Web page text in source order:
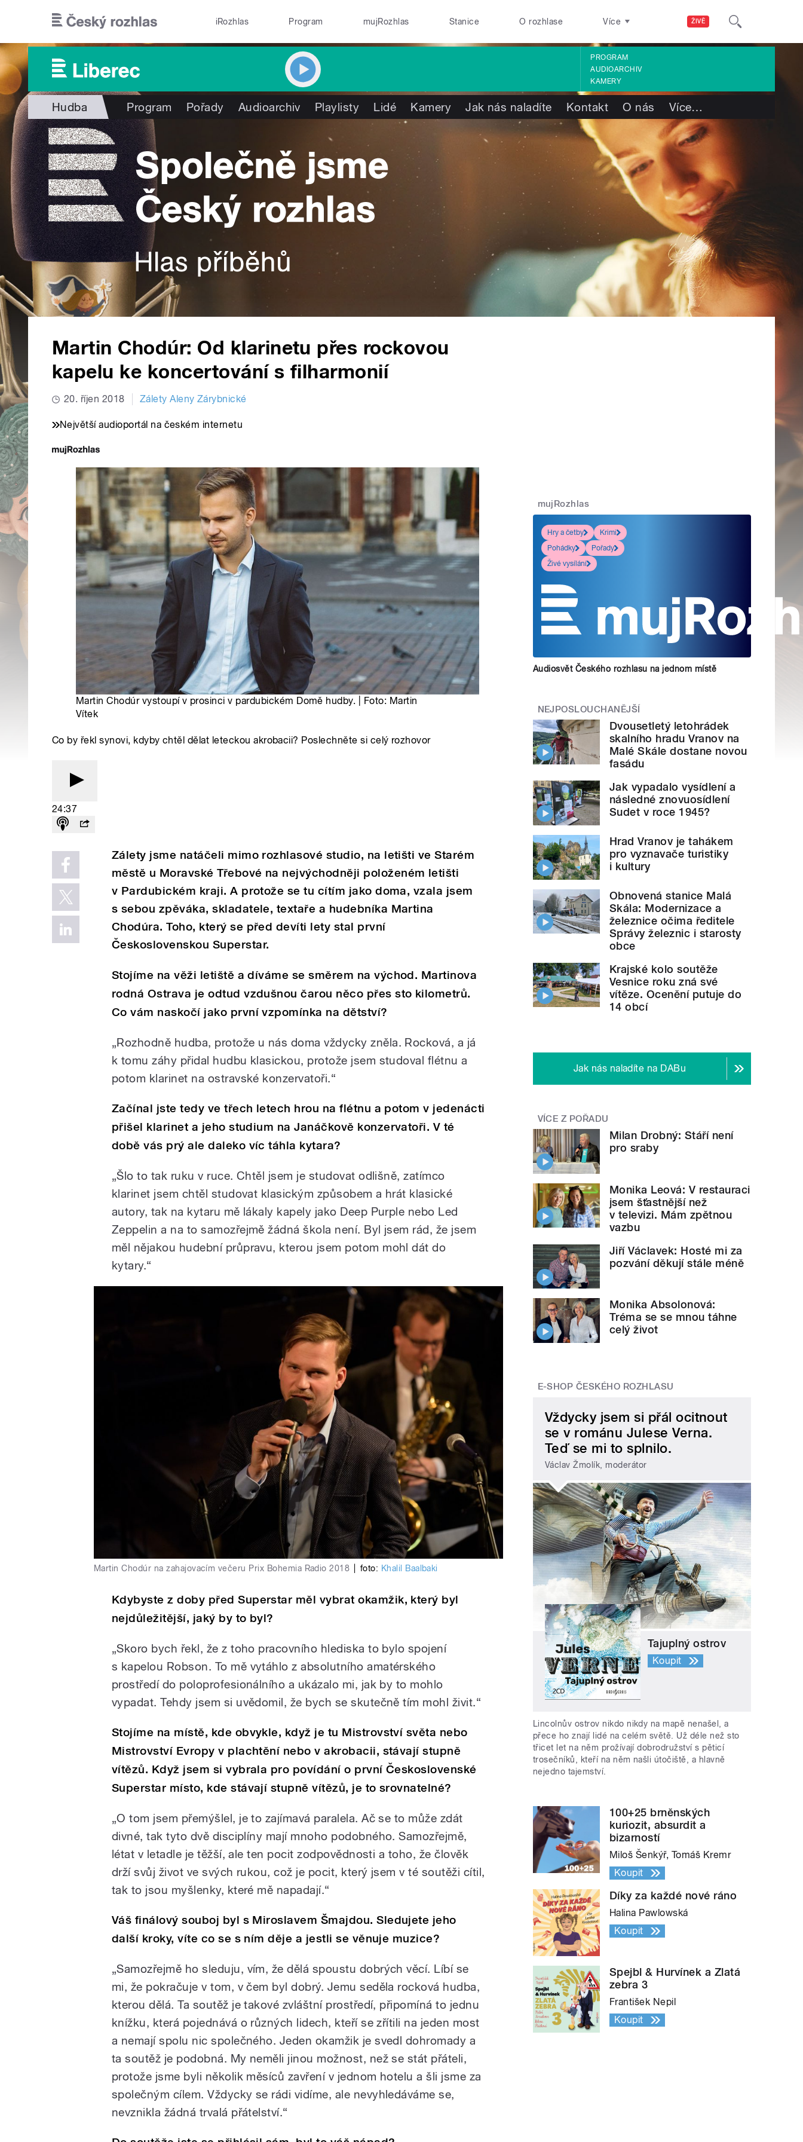
ŽIVĚ
iRozhlas Program mujRozhlas Stanice O rozhlase Více
PROGRAM
AUDIOARCHIV
KAMERY
Hudba Program Pořady Audioarchiv Playlisty Lidé Kamery Jak nás naladíte Kontakt O nás Více…
Martin Chodúr: Od klarinetu přes rockovou
kapelu ke koncertování s filharmonií
20. říjen 2018 Zálety Aleny Zárybnické
Největší audioportál na českém internetu
Martin Chodúr vystoupí v prosinci v pardubickém Domě hudby. | Foto: Martin
Vítek
Co by řekl synovi, kdyby chtěl dělat leteckou akrobacii? Poslechněte si celý rozhovor
24:37
Zálety jsme natáčeli mimo rozhlasové studio, na letišti ve Starém
městě u Moravské Třebové na nejvýchodněji položeném letišti
v Pardubickém kraji. A protože se tu cítím jako doma, vzala jsem
s sebou zpěváka, skladatele, textaře a hudebníka Martina
Chodúra. Toho, který se před devíti lety stal první
Československou Superstar.
Stojíme na věži letiště a díváme se směrem na východ. Martinova
rodná Ostrava je odtud vzdušnou čarou něco přes sto kilometrů.
Co vám naskočí jako první vzpomínka na dětství?
„Rozhodně hudba, protože u nás doma vždycky zněla. Rocková, a já
k tomu záhy přidal hudbu klasickou, protože jsem studoval flétnu a
potom klarinet na ostravské konzervatoři.“
Začínal jste tedy ve třech letech hrou na flétnu a potom v jedenácti
přišel klarinet a jeho studium na Janáčkově konzervatoři. V té
době vás prý ale daleko víc táhla kytara?
„Šlo to tak ruku v ruce. Chtěl jsem je studovat odlišně, zatímco
klarinet jsem chtěl studovat klasickým způsobem a hrát klasické
autory, tak na kytaru mě lákaly kapely jako Deep Purple nebo Led
Zeppelin a na to samozřejmě žádná škola není. Byl jsem rád, že jsem
měl nějakou hudební průpravu, kterou jsem potom mohl dát do
kytary.“
Martin Chodúr na zahajovacím večeru Prix Bohemia Radio 2018 foto: Khalil Baalbaki
Kdybyste z doby před Superstar měl vybrat okamžik, který byl
nejdůležitější, jaký by to byl?
„Skoro bych řekl, že z toho pracovního hlediska to bylo spojení
s kapelou Robson. To mě vytáhlo z absolutního amatérského
prostředí do poloprofesionálního a ukázalo mi, jak by to mohlo
vypadat. Tehdy jsem si uvědomil, že bych se skutečně tím mohl živit.“
Stojíme na místě, kde obvykle, když je tu Mistrovství světa nebo
Mistrovství Evropy v plachtění nebo v akrobacii, stávají stupně
vítězů. Když jsem si vybrala pro povídání o první Československé
Superstar místo, kde stávají stupně vítězů, je to srovnatelné?
„O tom jsem přemýšlel, je to zajímavá paralela. Ač se to může zdát
divné, tak tyto dvě disciplíny mají mnoho podobného. Samozřejmě,
létat v letadle je těžší, ale ten pocit zodpovědnosti a toho, že člověk
drží svůj život ve svých rukou, což je pocit, který jsem v té soutěži cítil,
tak to jsou myšlenky, které mě napadají.“
Váš finálový souboj byl s Miroslavem Šmajdou. Sledujete jeho
další kroky, víte co se s ním děje a jestli se věnuje muzice?
„Samozřejmě ho sleduju, vím, že dělá spoustu dobrých věcí. Líbí se
mi, že pokračuje v tom, v čem byl dobrý. Jemu seděla rocková hudba,
kterou dělá. Ta soutěž je takové zvláštní prostředí, připomíná to jednu
knížku, která pojednává o různých lidech, kteří se zřítili na jeden most
a nemají spolu nic společného. Jeden okamžik je svedl dohromady a
ta soutěž je podobná. My neměli jinou možnost, než se stát přáteli,
protože jsme byli několik měsíců zavření v jednom hotelu a šli jsme za
společným cílem. Vždycky se rádi vidíme, ale nevyhledáváme se,
nevznikla žádná trvalá přátelství.“
mujRozhlas
Hry a četby
Krimi
Pohádky
Pořady
Živé vysílání
Audiosvět Českého rozhlasu na jednom místě
NEJPOSLOUCHANĚJŠÍ
Dvousetletý letohrádek
skalního hradu Vranov na
Malé Skále dostane novou
fasádu
Jak vypadalo vysídlení a
následné znovuosídlení
Sudet v roce 1945?
Hrad Vranov je tahákem
pro vyznavače turistiky
i kultury
Obnovená stanice Malá
Skála: Modernizace a
železnice očima ředitele
Správy železnic i starosty
obce
Krajské kolo soutěže
Vesnice roku zná své
vítěze. Ocenění putuje do
14 obcí
Jak nás naladíte na DABu
VÍCE Z POŘADU
Milan Drobný: Stáří není
pro sraby
Monika Leová: V restauraci
jsem šťastnější než
v televizi. Mám zpětnou
vazbu
Jiří Václavek: Hosté mi za
pozvání děkují stále méně
Monika Absolonová:
Tréma se se mnou táhne
celý život
E-SHOP ČESKÉHO ROZHLASU
Vždycky jsem si přál ocitnout
se v románu Julese Verna.
Teď se mi to splnilo.
Václav Žmolík, moderátor
Tajuplný ostrov
Koupit
Lincolnův ostrov nikdo nikdy na mapě nenašel, a
přece ho znají lidé na celém světě. Už déle než sto
třicet let na něm prožívají dobrodružství s pěticí
trosečníků, kteří na něm našli útočiště, a hlavně
nejedno tajemství.
100+25 brněnských
kuriozit, absurdit a
bizarností
Miloš Šenkýř, Tomáš Kremr
Koupit
Díky za každé nové ráno
Halina Pawlowská
Koupit
Spejbl & Hurvínek a Zlatá
zebra 3
František Nepil
Koupit